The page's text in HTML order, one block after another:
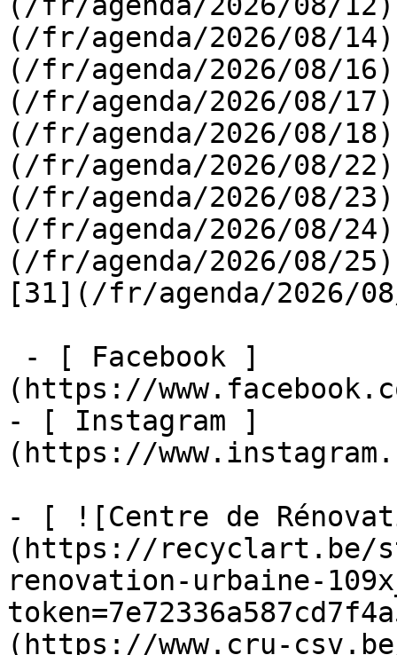
(/fr/agenda/2026/08/
(/fr/agenda/2026/08/
(/fr/agenda/2026/08/
(/fr/agenda/2026/08/
(/fr/agenda/2026/08/
(/fr/agenda/2026/08/
(/fr/agenda/2026/08/
(/fr/agenda/2026/08/
[31](/fr/agenda/
(https://
- [ Instagram ]
(https://
- [ ![Centre de
(https://recyclart.be/
renovation-urbaine-
(https://www.cru-